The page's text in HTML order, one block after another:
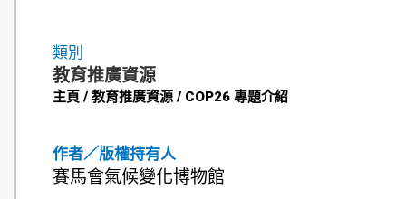
作者／版權持有人
賽馬會氣候變化博物館
類別
教育推廣資源
主頁 / 教育推廣資源 / COP26 專題介紹